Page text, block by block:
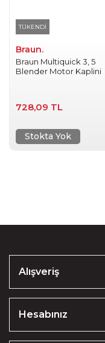
TÜKENDİ
Braun.
Braun Multiquick 3, 5
Blender Motor Kaplini
728,09 TL
Stokta Yok
Alışveriş
Hesabınız